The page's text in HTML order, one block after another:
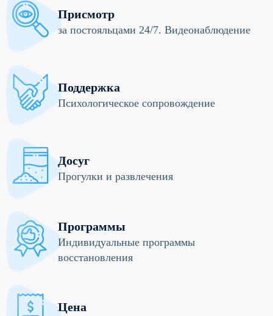
Присмотр
за постояльцами 24/7. Видеонаблюдение
Поддержка
Психологическое сопровождение
Досуг
Прогулки и развлечения
Программы
Индивидуальные программы
восстановления
Цена